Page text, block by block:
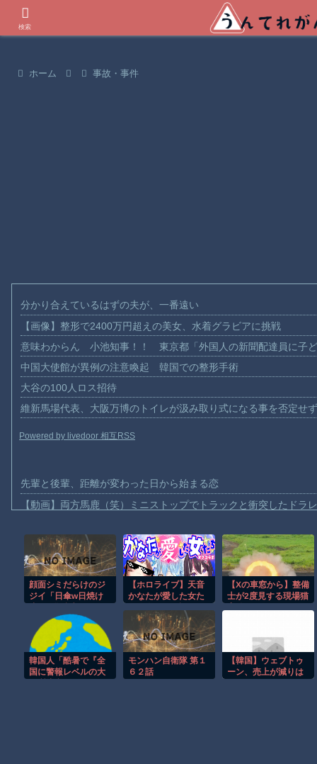
ホーム 事故・事件
分かり合えているはずの夫が、一番遠い
【画像】整形で2400万円超えの美女、水着グラビアに挑戦
意味わからん 小池知事！！ 東京都「外国人の新聞配達員に子
中国大使館が異例の注意喚起 韓国での整形手術
大谷の100人ロス招待
維新馬場代表、大阪万博のトイレが汲み取り式になる事を否定せ
Powered by livedoor 相互RSS
先輩と後輩、距離が変わった日から始まる恋
【動画】両方馬鹿（笑）ミニストップでトラックと衝突したドラ
【動画】野菜売りのおじさんにドローンを特攻させるおそロシア
【動画】首都高で4tトラックが原因の玉突き事故に巻き込まれた
【朗報】大人気漫画「GANTZ」がAmazonでなんと全巻100円ｗ
まだ墓石があるだけマシと見るべきか。今はもう合葬墓ばかり
【動画】新型のさすまた、限界突破ｗｗｗｗｗｗ
【謎】広島県が頑なに「はだしのゲンコラボ喫茶」をやらない理
顔面シミだらけのジ
ジイ「日傘w日焼け
野郎ンゴォオオオオ
オオwウォオオオオ
オw」
【ホロライブ】天音
かなたが愛した女た
驚天動地のオフコラ
ボ秘話「 AZKi 戌神
ころね 雪花ラミィ」
【Xの車窓から】整備
士が2度見する現場猫
韓国人「酷暑で『全
国に警報レベルの大
モンハン自衛隊 第１
６２話
【韓国】ウェブトゥ
ーン、売上が減りは
検索